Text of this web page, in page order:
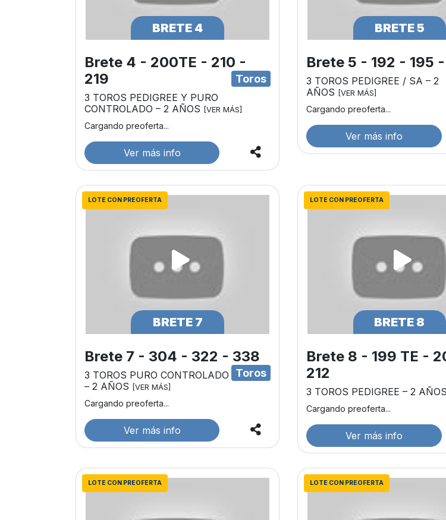
BRETE 4
Brete 4 - 200TE - 210 -
219
Toros
3 TOROS PEDIGREE Y PURO
CONTROLADO – 2 AÑOS
[VER MÁS]
Cargando preoferta...
Ver más info
BRETE 5
Brete 5 - 192 - 195
3 TOROS PEDIGREE / SA – 2
AÑOS
[VER MÁS]
Cargando preoferta...
Ver más info
LOTE CON PREOFERTA
BRETE 7
Brete 7 - 304 - 322 - 338
Toros
3 TOROS PURO CONTROLADO
– 2 AÑOS
[VER MÁS]
Cargando preoferta...
Ver más info
LOTE CON PREOFERTA
BRETE 8
Brete 8 - 199 TE -
212
3 TOROS PEDIGREE – 2 AÑOS
Cargando preoferta...
Ver más info
LOTE CON PREOFERTA LOTE CON PREOFERTA